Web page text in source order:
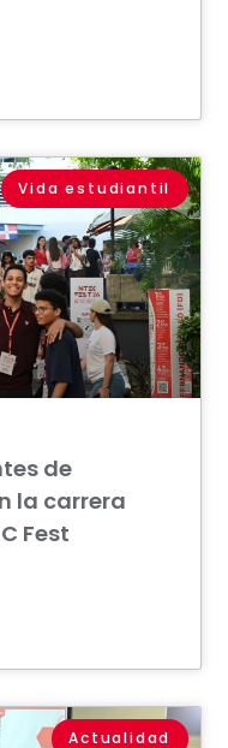
Vida estudiantil
de
la carrera
Fest
Actualidad